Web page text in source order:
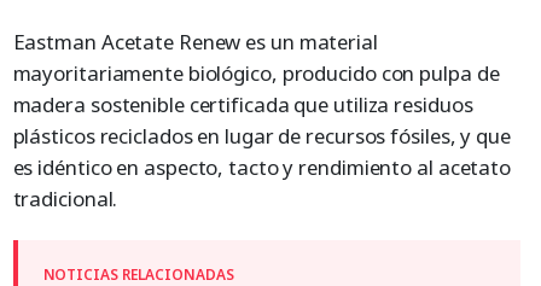
Eastman Acetate Renew es un material
mayoritariamente biológico, producido con pulpa de
madera sostenible certificada que utiliza residuos
plásticos reciclados en lugar de recursos fósiles, y que
es idéntico en aspecto, tacto y rendimiento al acetato
tradicional.